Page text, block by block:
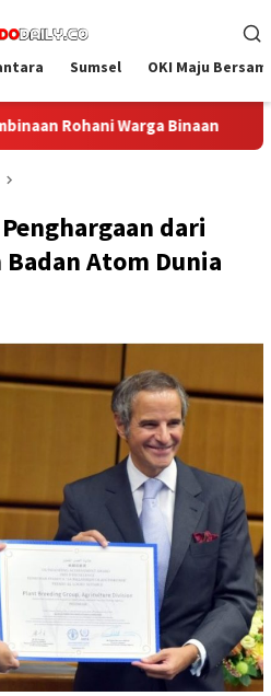
Sumsel OKI Maju
Persepsi, Lapas Narkotika
dari
Badan Atom Dunia